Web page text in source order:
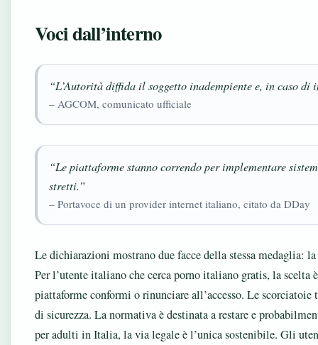
Voci dall’interno
“L’Autorità diffida il soggetto inadempiente e, in caso
– AGCOM, comunicato ufficiale
“Le piattaforme stanno correndo per implementare
stretti.”
– Portavoce di un provider internet italiano, citato da DDay
Le dichiarazioni mostrano due facce della stessa medaglia:
Per l’utente italiano che cerca porno italiano gratis, la scelta
piattaforme conformi o rinunciare all’accesso. Le
di sicurezza. La normativa è destinata a restare e
per adulti in Italia, la via legale è l’unica sostenibile. Gli